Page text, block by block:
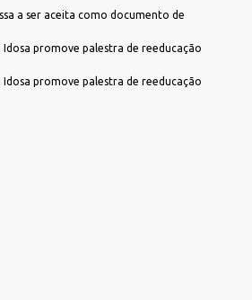
Unidades
Programa de Cotação Pública
Requerimento Análise de Projetos
a ser aceita como documento de
Idosa promove palestra de reeducação
Idosa promove palestra de reeducação